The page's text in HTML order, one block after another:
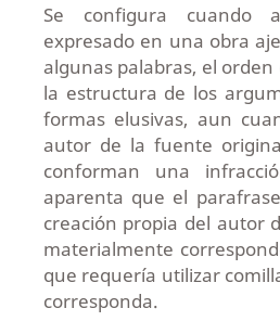
Se configura cuando
expresado en una obra
algunas palabras, el orden
la estructura de los
formas elusivas, aun
autor de la fuente
conforman una
aparenta que el
creación propia del autor
materialmente
que requería utilizar
corresponda.